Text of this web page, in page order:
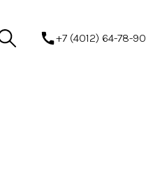
+7 (4012) 64-78-90